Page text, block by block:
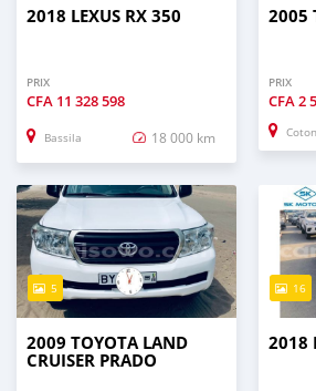
2018 LEXUS RX 350
PRIX
CFA 11 328 598
Bassila 18 000 km
2005
PRIX
CFA2
5
2009 TOYOTA LAND
CRUISER PRADO
16
2018